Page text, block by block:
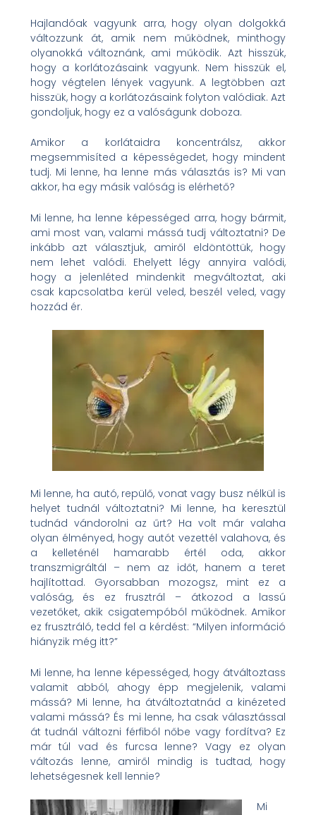
Hajlandóak vagyunk arra, hogy olyan dolgokká
változzunk át, amik nem működnek, minthogy
olyanokká változnánk, ami működik. Azt hisszük,
hogy a korlátozásaink vagyunk. Nem hisszük el,
hogy végtelen lények vagyunk. A legtöbben azt
hisszük, hogy a korlátozásaink folyton valódiak. Azt
gondoljuk, hogy ez a valóságunk doboza.
Amikor a korlátaidra koncentrálsz, akkor
megsemmisíted a képességedet, hogy mindent
tudj. Mi lenne, ha lenne más választás is? Mi van
akkor, ha egy másik valóság is elérhető?
Mi lenne, ha lenne képességed arra, hogy bármit,
ami most van, valami mássá tudj változtatni? De
inkább azt választjuk, amiről eldöntöttük, hogy
nem lehet valódi. Ehelyett légy annyira valódi,
hogy a jelenléted mindenkit megváltoztat, aki
csak kapcsolatba kerül veled, beszél veled, vagy
hozzád ér.
Mi lenne, ha autó, repülő, vonat vagy busz nélkül is
helyet tudnál változtatni? Mi lenne, ha keresztül
tudnád vándorolni az űrt? Ha volt már valaha
olyan élményed, hogy autót vezettél valahova, és
a kelleténél hamarabb értél oda, akkor
transzmigráltál – nem az időt, hanem a teret
hajlítottad. Gyorsabban mozogsz, mint ez a
valóság, és ez frusztrál – átkozod a lassú
vezetőket, akik csigatempóból működnek. Amikor
ez frusztráló, tedd fel a kérdést: “Milyen információ
hiányzik még itt?”
Mi lenne, ha lenne képességed, hogy átváltoztass
valamit abból, ahogy épp megjelenik, valami
mássá? Mi lenne, ha átváltoztatnád a kinézeted
valami mássá? És mi lenne, ha csak választással
át tudnál változni férfiból nőbe vagy fordítva? Ez
már túl vad és furcsa lenne? Vagy ez olyan
változás lenne, amiről mindig is tudtad, hogy
lehetségesnek kell lennie?
Mi